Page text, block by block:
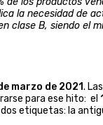
la necesidad de
clase B, siendo el
marzo de 2021. Las
para ese hito: el
etiquetas: la